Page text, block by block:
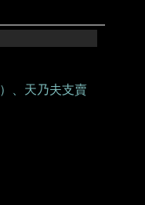
）、天乃夫支賣